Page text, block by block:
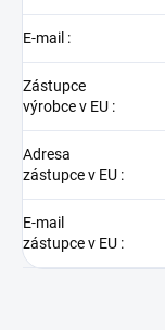
E-mail :
Zástupce
výrobce v EU :
Adresa
zástupce v EU :
E-mail
zástupce v EU :